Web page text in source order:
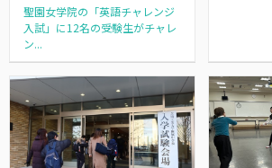
聖園女学院の「英語チャレンジ
入試」に12名の受験生がチャレ
ン...